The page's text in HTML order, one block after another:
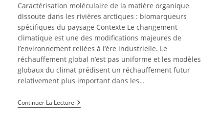
Caractérisation moléculaire de la matière organique
dissoute dans les rivières arctiques : biomarqueurs
spécifiques du paysage Contexte Le changement
climatique est une des modifications majeures de
l’environnement reliées à l’ère industrielle. Le
réchauffement global n’est pas uniforme et les modèles
globaux du climat prédisent un réchauffement futur
relativement plus important dans les…
Continuer La Lecture